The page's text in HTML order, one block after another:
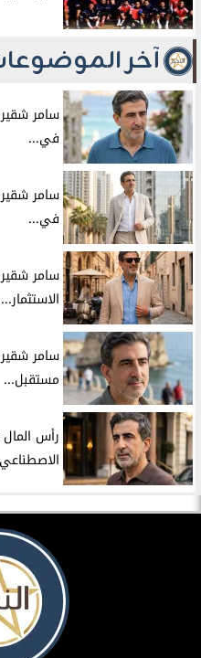
آخر
سامر
في...
في...
سامر
الاستثمار...
مستقبل...
رأس